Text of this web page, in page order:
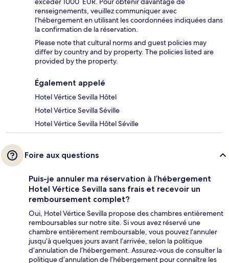
renseignements, veuillez communiquer avec
l’hébergement en utilisant les coordonnées indiquées dans
la confirmation de la réservation.
Please note that cultural norms and guest policies may
differ by country and by property. The policies listed are
provided by the property.
Également appelé
Hotel Vértice Sevilla Hôtel
Hotel Vértice Sevilla Séville
Hotel Vértice Sevilla Hôtel Séville
Foire aux questions
Puis-je annuler ma réservation à l’hébergement
Hotel Vértice Sevilla sans frais et recevoir un
remboursement complet?
Oui, Hotel Vértice Sevilla propose des chambres entièrement
remboursables sur notre site. Si vous avez réservé une
chambre entièrement remboursable, vous pouvez l’annuler
jusqu’à quelques jours avant l’arrivée, selon la politique
d’annulation de l’hébergement. Assurez-vous de consulter la
politique d’annulation de l’hébergement pour connaître les